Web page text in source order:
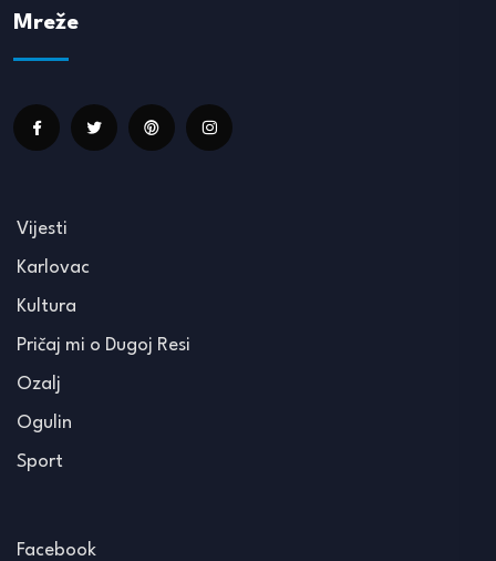
Mreže
Vijesti
Karlovac
Kultura
Pričaj mi o Dugoj Resi
Ozalj
Ogulin
Sport
Facebook